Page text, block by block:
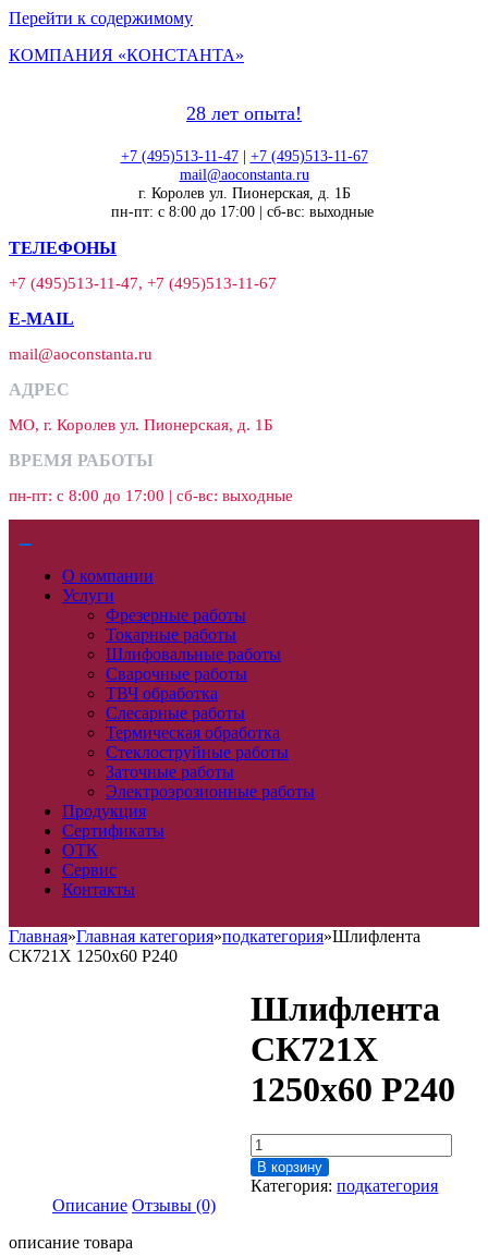
Перейти к содержимому
КОМПАНИЯ «КОНСТАНТА»
28 лет опыта!
+7 (495)513-11-47| +7 (495)513-11-67
mail@aoconstanta.ru
г. Королев ул. Пионерская, д. 1Б
пн-пт: с 8:00 до 17:00 | сб-вс: выходные
ТЕЛЕФОНЫ
+7 (495)513-11-47, +7 (495)513-11-67
E-MAIL
mail@aoconstanta.ru
АДРЕС
МО, г. Королев ул. Пионерская, д. 1Б
ВРЕМЯ РАБОТЫ
пн-пт: с 8:00 до 17:00 | сб-вс: выходные
О компании
Услуги
Фрезерные работы
Токарные работы
Шлифовальные работы
Сварочные работы
ТВЧ обработка
Слесарные работы
Термическая обработка
Стеклоструйные работы
Заточные работы
Электроэрозионные работы
Продукция
Сертификаты
ОТК
Сервис
Контакты
Главная»Главная категория»подкатегория»Шлифлента
СК721Х 1250х60 P240
Шлифлента
СК721Х
1250х60 P240
Количество
товара
Шлифлента
СК721Х
В корзину
Категория:подкатегория
Описание Отзывы (0)
описание товара